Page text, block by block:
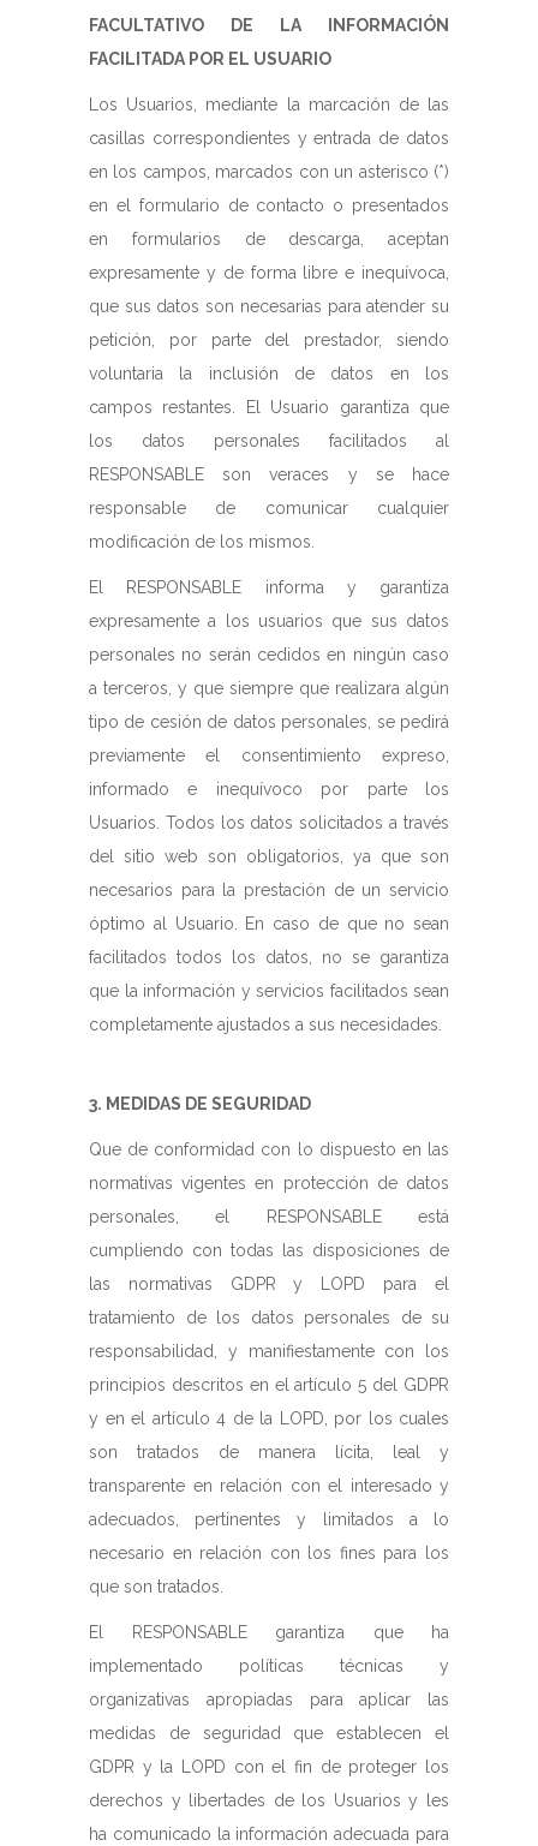
FACULTATIVO DE LA INFORMACIÓN
FACILITADA POR EL USUARIO
Los Usuarios, mediante la marcación de las
casillas correspondientes y entrada de datos
en los campos, marcados con un asterisco (*)
en el formulario de contacto o presentados
en formularios de descarga, aceptan
expresamente y de forma libre e inequívoca,
que sus datos son necesarias para atender su
petición, por parte del prestador, siendo
voluntaria la inclusión de datos en los
campos restantes. El Usuario garantiza que
los datos personales facilitados al
RESPONSABLE son veraces y se hace
responsable de comunicar cualquier
modificación de los mismos.
El RESPONSABLE informa y garantiza
expresamente a los usuarios que sus datos
personales no serán cedidos en ningún caso
a terceros, y que siempre que realizara algún
tipo de cesión de datos personales, se pedirá
previamente el consentimiento expreso,
informado e inequívoco por parte los
Usuarios. Todos los datos solicitados a través
del sitio web son obligatorios, ya que son
necesarios para la prestación de un servicio
óptimo al Usuario. En caso de que no sean
facilitados todos los datos, no se garantiza
que la información y servicios facilitados sean
completamente ajustados a sus necesidades.
3. MEDIDAS DE SEGURIDAD
Que de conformidad con lo dispuesto en las
normativas vigentes en protección de datos
personales, el RESPONSABLE está
cumpliendo con todas las disposiciones de
las normativas GDPR y LOPD para el
tratamiento de los datos personales de su
responsabilidad, y manifiestamente con los
principios descritos en el artículo 5 del GDPR
y en el artículo 4 de la LOPD, por los cuales
son tratados de manera lícita, leal y
transparente en relación con el interesado y
adecuados, pertinentes y limitados a lo
necesario en relación con los fines para los
que son tratados.
El RESPONSABLE garantiza que ha
implementado políticas técnicas y
organizativas apropiadas para aplicar las
medidas de seguridad que establecen el
GDPR y la LOPD con el fin de proteger los
derechos y libertades de los Usuarios y les
ha comunicado la información adecuada para